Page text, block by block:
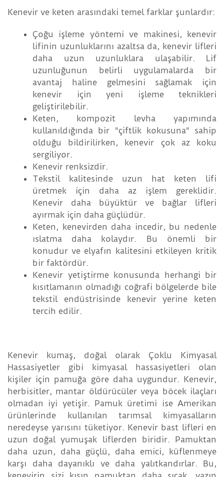
Kenevir ve keten arasındaki temel farklar şunlardır:
Çoğu işleme yöntemi ve makinesi, kenevir
lifinin uzunluklarını azaltsa da, kenevir lifleri
daha uzun uzunluklara ulaşabilir. Lif
uzunluğunun belirli uygulamalarda bir
avantaj haline gelmesini sağlamak için
kenevir için yeni işleme teknikleri
geliştirilebilir.
Keten, kompozit levha yapımında
kullanıldığında bir "çiftlik kokusuna" sahip
olduğu bildirilirken, kenevir çok az koku
sergiliyor.
Kenevir renksizdir.
Tekstil kalitesinde uzun hat keten lifi
üretmek için daha az işlem gereklidir.
Kenevir daha büyüktür ve bağlar lifleri
ayırmak için daha güçlüdür.
Keten, kenevirden daha incedir, bu nedenle
ıslatma daha kolaydır. Bu önemli bir
konudur ve elyafın kalitesini etkileyen kritik
bir faktördür.
Kenevir yetiştirme konusunda herhangi bir
kısıtlamanın olmadığı coğrafi bölgelerde bile
tekstil endüstrisinde kenevir yerine keten
tercih edilir.
Kenevir kumaş, doğal olarak Çoklu Kimyasal
Hassasiyetler gibi kimyasal hassasiyetleri olan
kişiler için pamuğa göre daha uygundur. Kenevir,
herbisitler, mantar öldürücüler veya böcek ilaçları
olmadan iyi yetişir. Pamuk üretimi ise Amerikan
ürünlerinde kullanılan tarımsal kimyasalların
neredeyse yarısını tüketiyor. Kenevir bast lifleri en
uzun doğal yumuşak liflerden biridir. Pamuktan
daha uzun, daha güçlü, daha emici, küflenmeye
karşı daha dayanıklı ve daha yalıtkandırlar. Bu,